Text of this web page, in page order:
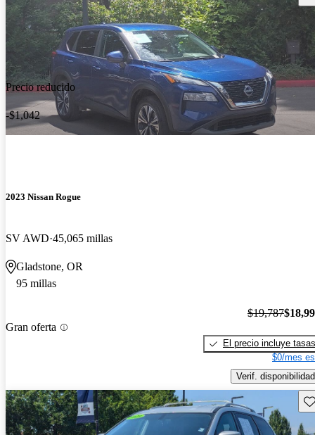
Precio reducido
-$1,042
2023 Nissan Rogue
SV AWD 45,065 millas
Gladstone, OR
95 millas
Gran oferta
$19,787
El precio incluye tasas
$0/mes
Verif. disponibilidad